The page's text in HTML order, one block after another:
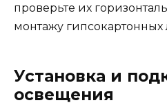
проверьте их
монтажу гипсокартонных
Установка и
освещения